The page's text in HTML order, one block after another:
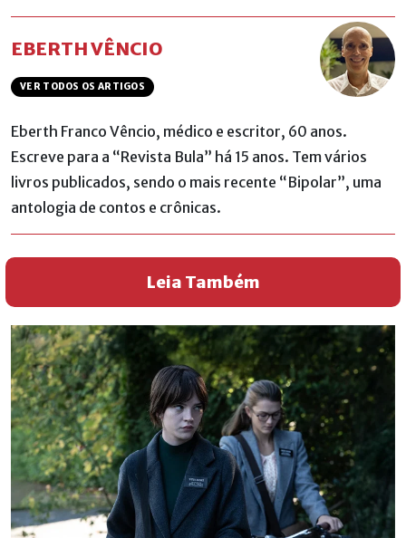
EBERTH VÊNCIO
VER TODOS OS ARTIGOS
Eberth Franco Vêncio, médico e escritor, 60 anos.
Escreve para a “Revista Bula” há 15 anos. Tem vários
livros publicados, sendo o mais recente “Bipolar”, uma
antologia de contos e crônicas.
Leia Também